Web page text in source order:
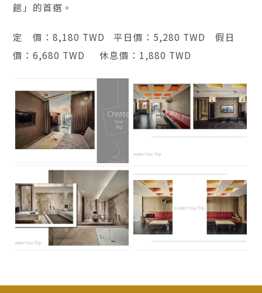
館」的首選。
定 價：8,180 TWD 平日價：5,280 TWD 假日
價：6,680 TWD 休息價：1,880 TWD